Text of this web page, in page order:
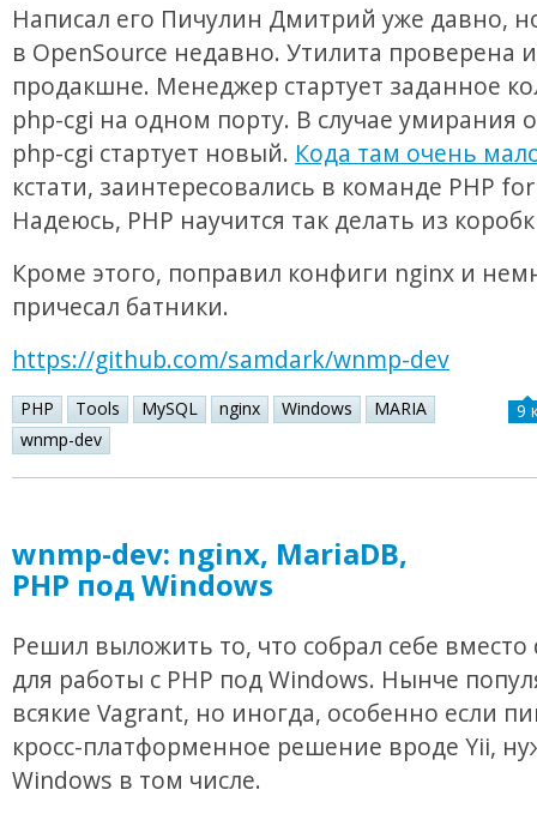
Написал его Пичулин Дмитрий уже давно,
в OpenSource недавно. Утилита проверена
продакшне. Менеджер стартует заданное
php-cgi на одном порту. В случае умирания
php-cgi стартует новый. Кода там очень
кстати, заинтересовались в команде PHP
Надеюсь, PHP научится так делать из
Кроме этого, поправил конфиги nginx и
причесал батники.
https://github.com/samdark/wnmp-dev
PHP Tools MySQL nginx Windows
MARIA
wnmp-dev
9
wnmp-dev: nginx, MariaDB,
PHP под Windows
Решил выложить то, что собрал себе вместо
для работы с PHP под Windows. Нынче
всякие Vagrant, но иногда, особенно если
кросс-платформенное решение вроде Yii,
Windows в том числе.